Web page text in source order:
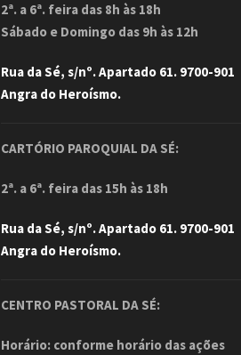
2ª. a 6ª. feira das 8h às 18h
Sábado e Domingo das 9h às 12h
Rua da Sé, s/nº. Apartado 61. 9700-901
Angra do Heroísmo.
CARTÓRIO PAROQUIAL DA SÉ:
2ª. a 6ª. feira das 15h às 18h
Rua da Sé, s/nº. Apartado 61. 9700-901
Angra do Heroísmo.
CENTRO PASTORAL DA SÉ:
Horário: conforme horário das ações